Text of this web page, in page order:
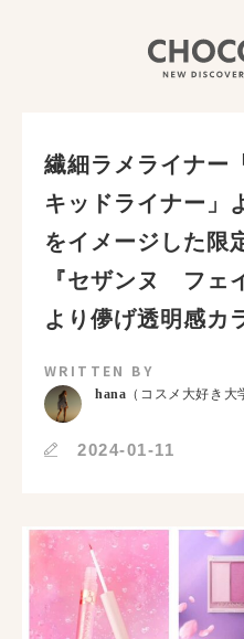
繊細ラメライナー
キッドライナー」
をイメージした限
『セザンヌ フェ
より儚げ透明感カ
WRITTEN BY
hana （コスメ大好き大
2024-01-11